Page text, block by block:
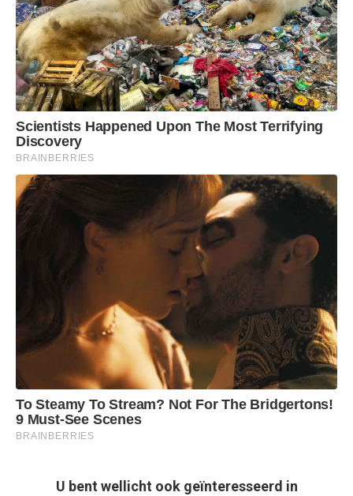
U bent wellicht ook geïnteresseerd in